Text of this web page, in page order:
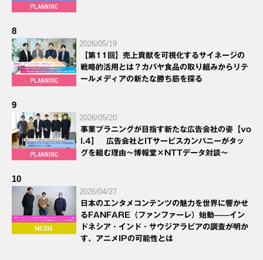
8
2026/05/19
【第11回】売上貢献を可視化するサイネージの
戦略的活用とは？カバヤ食品の取り組みからリテ
ールメディアの新たな勝ち筋を探る
9
2026/05/20
事業プラニングが目指す新たな広告会社の姿【vo
l.4】 広告会社とITサービスカンパニーがタッ
グを組む理由～博報堂×NTTデータ対談～
10
2026/04/27
日本のエンタメコンテンツの魅力を世界に響かせ
るFANFARE（ファンファーレ）始動——イン
ドネシア・インド・サウジアラビアの調査が明か
す、アニメIPの可能性とは